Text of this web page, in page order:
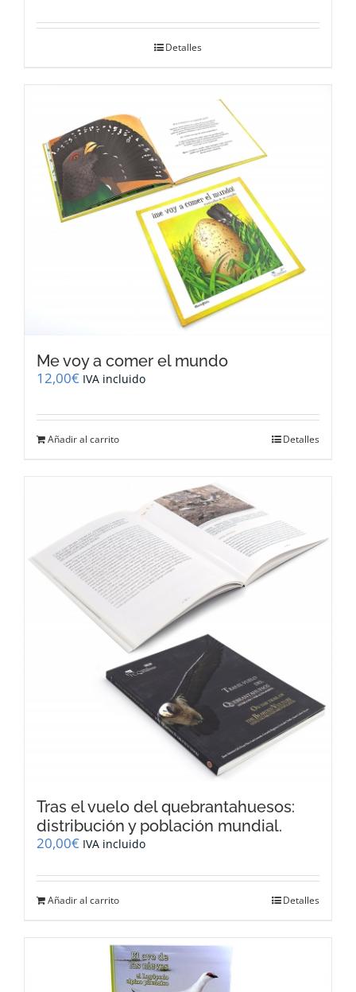
Detalles
Me voy a comer el mundo
12,00€ IVA incluido
Añadir al carrito Detalles
Tras el vuelo del quebrantahuesos:
distribución y población mundial.
20,00€ IVA incluido
Añadir al carrito Detalles